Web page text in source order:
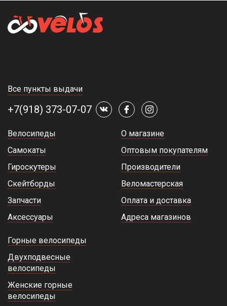
Все пункты выдачи
+7(918) 373-07-07
Велосипеды
Самокаты
Гироскутеры
Скейтборды
Запчасти
Аксессуары
О магазине
Оптовым покупателям
Производители
Веломастерская
Оплата и доставка
Адреса магазинов
Горные велосипеды
Двухподвесные
велосипеды
Женские горные
велосипеды